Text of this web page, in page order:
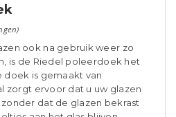
ook na gebruik weer zo
is de Riedel poleerdoek het
is gemaakt van
zorgt ervoor dat u uw glazen
dat de glazen bekrast